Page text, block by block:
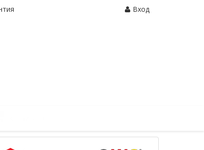
Вход